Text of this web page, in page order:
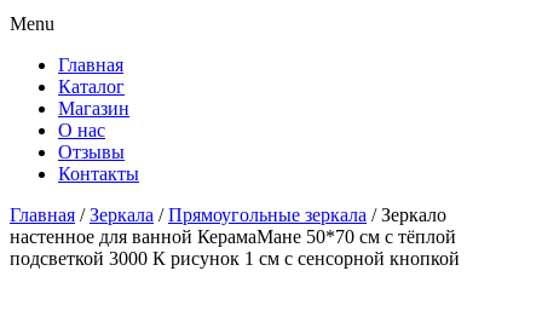
Menu
Главная
Каталог
Магазин
О нас
Отзывы
Контакты
Главная /Зеркала /Прямоугольные зеркала / Зеркало
настенное для ванной КерамаМане 50*70 см с тёплой
подсветкой 3000 К рисунок 1 см с сенсорной кнопкой